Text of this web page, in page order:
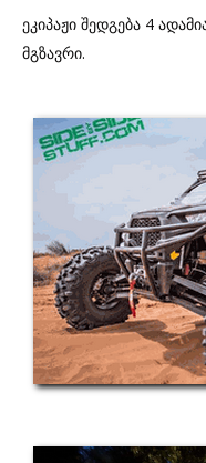
ეკიპაჟი შედგება 4
მგზავრი.